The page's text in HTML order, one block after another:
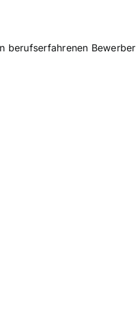
berufserfahrenen Bewerber